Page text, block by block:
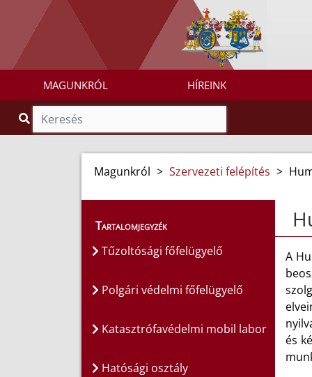
MAGUNKRÓL HÍREINK
Magunkról > Szervezeti felépítés >
Tartalomjegyzék
Tűzoltósági főfelügyelő
Polgári védelmi főfelügyelő
Katasztrófavédelmi mobil labor
Hatósági osztály
A
és